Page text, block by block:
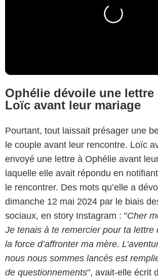
Ophélie dévoile une lettre
Loïc avant leur mariage
Pourtant, tout laissait présager une
le couple avant leur rencontre. Loïc
envoyé une lettre à Ophélie avant
laquelle elle avait répondu en
le rencontrer. Des mots qu’elle a
dimanche 12 mai 2024 par le biais
sociaux, en story Instagram : "Cher
Je tenais à te remercier pour ta lettre
la force d’affronter ma mère.
nous nous sommes lancés est
de questionnements", avait-elle écrit